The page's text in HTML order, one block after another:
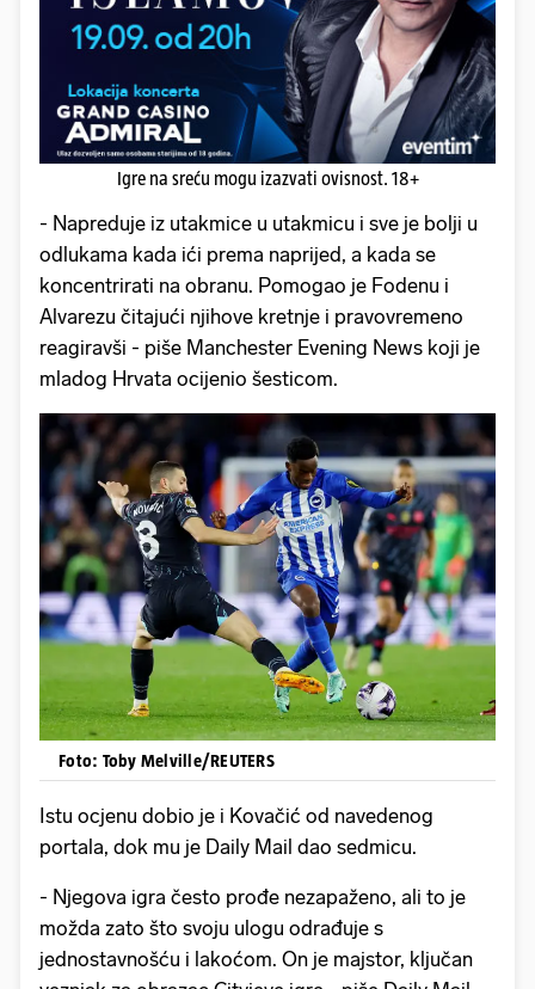
Igre na sreću mogu izazvati ovisnost. 18+
- Napreduje iz utakmice u utakmicu i sve je bolji u
odlukama kada ići prema naprijed, a kada se
koncentrirati na obranu. Pomogao je Fodenu i
Alvarezu čitajući njihove kretnje i pravovremeno
reagiravši - piše Manchester Evening News koji je
mladog Hrvata ocijenio šesticom.
Foto: Toby Melville/REUTERS
Istu ocjenu dobio je i Kovačić od navedenog
portala, dok mu je Daily Mail dao sedmicu.
- Njegova igra često prođe nezapaženo, ali to je
možda zato što svoju ulogu odrađuje s
jednostavnošću i lakoćom. On je majstor, ključan